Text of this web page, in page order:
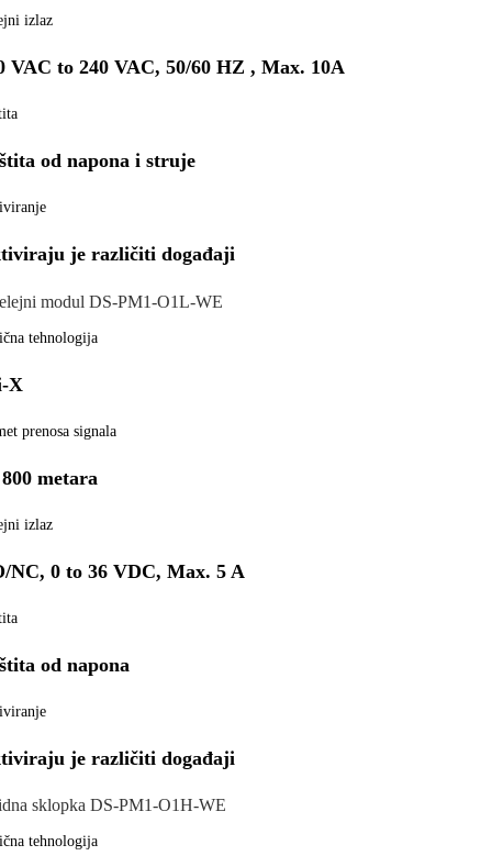
izlaz
VAC to 240 VAC, 50/60 HZ , Max. 10A
od napona i struje
je različiti događaji
modul DS-PM1-O1L-WE
tehnologija
X
prenosa signala
metara
izlaz
NC, 0 to 36 VDC, Max. 5 A
od napona
je različiti događaji
sklopka DS-PM1-O1H-WE
tehnologija